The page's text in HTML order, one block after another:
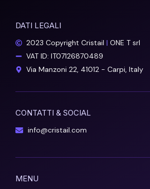
DATI LEGALI
2023 Copyright Cristail| ONE T srl
VAT ID: IT07126870489
Via Manzoni 22, 41012 - Carpi, Italy
CONTATTI & SOCIAL
info@cristail.com
MENU